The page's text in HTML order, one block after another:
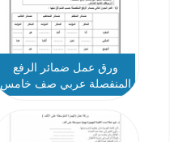
ورق عمل ضمائر الرفع
المنفصلة عربي صف خامس